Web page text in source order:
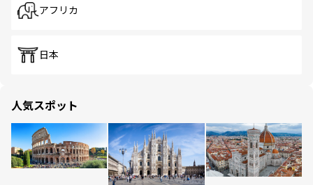
アフリカ
日本
人気スポット